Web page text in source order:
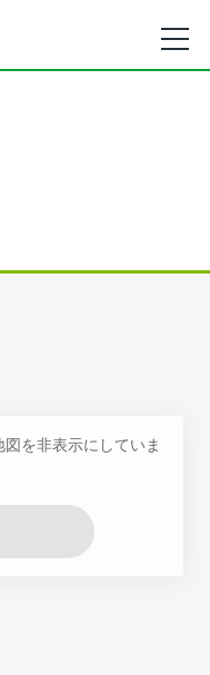
を非表示にしていま